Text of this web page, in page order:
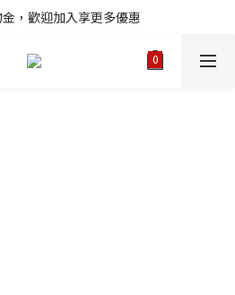
，歡迎加入享更多優惠
，歡迎加入享更多優惠
無法即時更新，請多加利用詢問功能